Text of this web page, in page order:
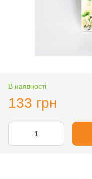
В наявності
133 грн